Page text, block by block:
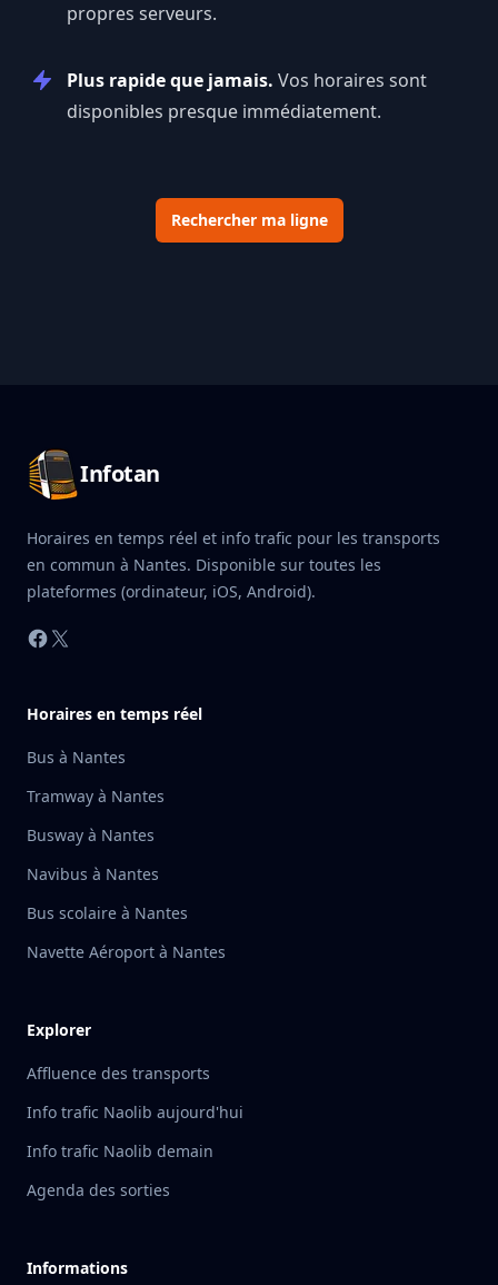
propres serveurs.
Plus rapide que jamais. Vos horaires sont
disponibles presque immédiatement.
Rechercher ma ligne
Infotan
Horaires en temps réel et info trafic pour les transports
en commun à Nantes. Disponible sur toutes les
plateformes (ordinateur, iOS, Android).
Facebook
X
Horaires en temps réel
Bus à Nantes
Tramway à Nantes
Busway à Nantes
Navibus à Nantes
Bus scolaire à Nantes
Navette Aéroport à Nantes
Explorer
Affluence des transports
Info trafic Naolib aujourd'hui
Info trafic Naolib demain
Agenda des sorties
Informations